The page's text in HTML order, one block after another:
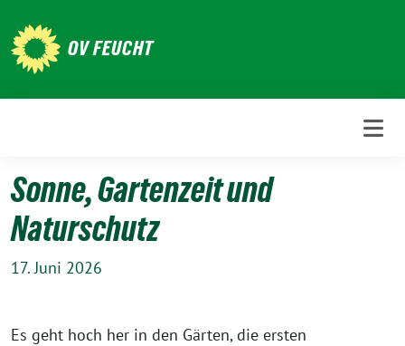
zum
Inhalt
OV FEUCHT
Sonne, Gartenzeit und
Naturschutz
17. Juni 2026
Es geht hoch her in den Gärten, die ersten